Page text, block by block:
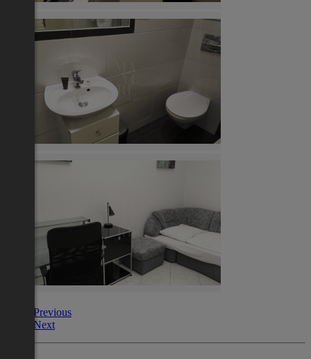
Previous
Next